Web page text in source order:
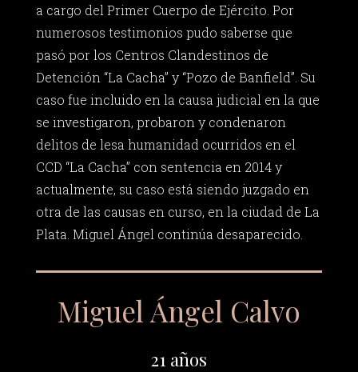
a cargo del Primer Cuerpo de Ejército. Por
numerosos testimonios pudo saberse que
pasó por los Centros Clandestinos de
Detención “La Cacha” y “Pozo de Banfield”. Su
caso fue incluido en la causa judicial en la que
se investigaron, probaron y condenaron
delitos de lesa humanidad ocurridos en el
CCD “La Cacha” con sentencia en 2014 y
actualmente, su caso está siendo juzgado en
otra de las causas en curso, en la ciudad de La
Plata. Miguel Ángel continúa desaparecido.
Miguel Ángel Calvo
21 años